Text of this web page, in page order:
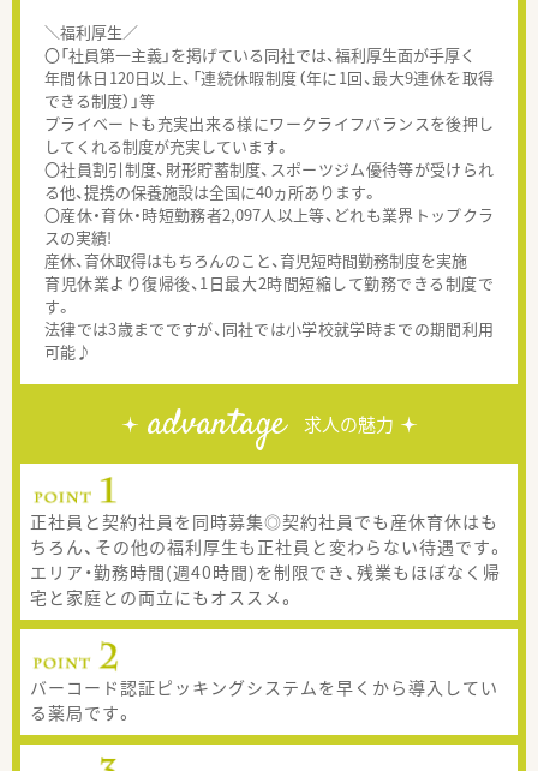
＼福利厚生／
〇「社員第一主義」を掲げている同社では、福利厚生面が手厚く
年間休日120日以上、「連続休暇制度（年に1回、最大9連休を取得
できる制度）」等
プライベートも充実出来る様にワークライフバランスを後押し
してくれる制度が充実しています。
〇社員割引制度、財形貯蓄制度、スポーツジム優待等が受けられ
る他、提携の保養施設は全国に40ヵ所あります。
〇産休・育休・時短勤務者2,097人以上等、どれも業界トップクラ
スの実績!
産休、育休取得はもちろんのこと、育児短時間勤務制度を実施
育児休業より復帰後、1日最大2時間短縮して勤務できる制度で
す。
法律では3歳までですが、同社では小学校就学時までの期間利用
可能♪
advantage 求人の魅力
正社員と契約社員を同時募集◎契約社員でも産休育休はも
ちろん、その他の福利厚生も正社員と変わらない待遇です。
エリア・勤務時間(週40時間)を制限でき、残業もほぼなく帰
宅と家庭との両立にもオススメ。
バーコード認証ピッキングシステムを早くから導入してい
る薬局です。